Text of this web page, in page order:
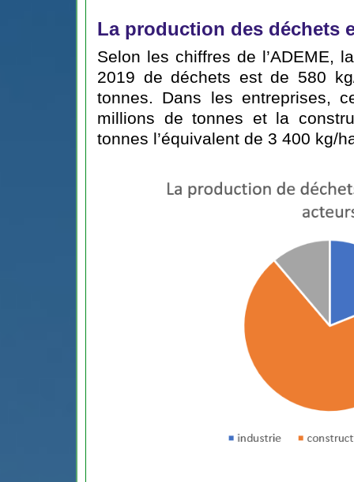
La production des déchets
Selon les chiffres de l’ADEME,
2019 de déchets est de 580
tonnes. Dans les entreprises,
millions de tonnes et la
tonnes l’équivalent de 3 400 kg/